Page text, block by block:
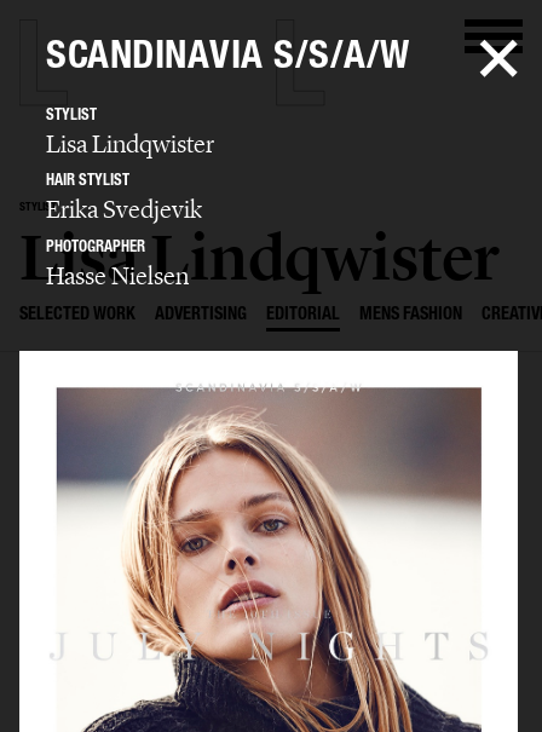
STYLIST
Lisa Lindqwister
SELECTED WORK ADVERTISING EDITORIAL MENS FASHION
ELLE SWEDEN
SCANDINAVIA S/S/A/W
STYLIST
Lisa Lindqwister
HAIR STYLIST
Erika Svedjevik
PHOTOGRAPHER
Hasse Nielsen